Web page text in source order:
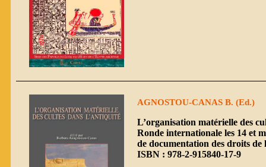
AGNOSTOU-CANAS B. (Ed.)
L’organisation matérielle des
Ronde internationale les 14 et
de documentation des droits de
ISBN : 978-2-915840-17-9